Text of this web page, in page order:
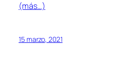
(más…)
15 marzo, 2021